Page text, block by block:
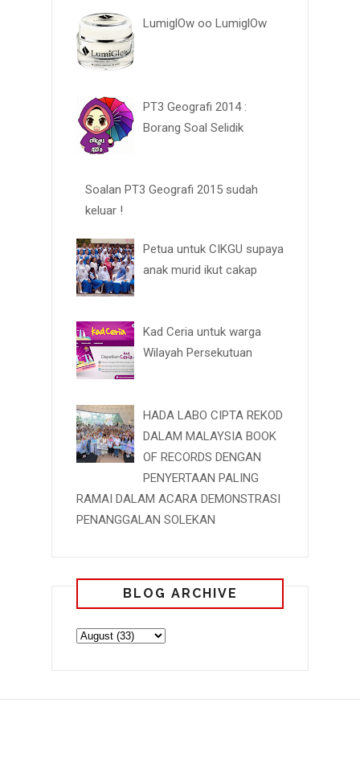
LumiglOw oo LumiglOw
PT3 Geografi 2014 :
Borang Soal Selidik
Soalan PT3 Geografi 2015 sudah
keluar !
Petua untuk CIKGU supaya
anak murid ikut cakap
Kad Ceria untuk warga
Wilayah Persekutuan
HADA LABO CIPTA REKOD
DALAM MALAYSIA BOOK
OF RECORDS DENGAN
PENYERTAAN PALING
RAMAI DALAM ACARA DEMONSTRASI
PENANGGALAN SOLEKAN
BLOG ARCHIVE